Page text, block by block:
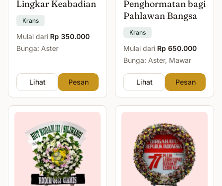
Lingkar Keabadian
Krans
Mulai dari Rp 350.000
Bunga: Aster
Lihat Pesan
Penghormatan bagi
Pahlawan Bangsa
Krans
Mulai dari Rp 650.000
Bunga: Aster, Mawar
Lihat Pesan